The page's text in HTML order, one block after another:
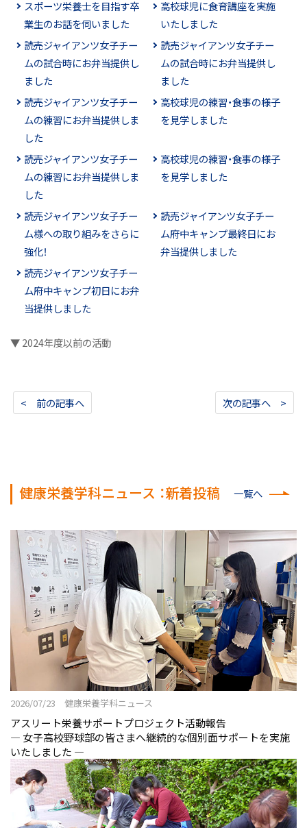
スポーツ栄養士を目指す卒
業生のお話を伺いました
高校球児に食育講座を実施
いたしました
読売ジャイアンツ女子チー
ムの試合時にお弁当提供し
ました
読売ジャイアンツ女子チー
ムの試合時にお弁当提供し
ました
読売ジャイアンツ女子チー
ムの練習にお弁当提供しま
した
高校球児の練習・食事の様子
を見学しました
読売ジャイアンツ女子チー
ムの練習にお弁当提供しま
した
高校球児の練習・食事の様子
を見学しました
読売ジャイアンツ女子チー
ム様への取り組みをさらに
強化！
読売ジャイアンツ女子チー
ム府中キャンプ最終日にお
弁当提供しました
読売ジャイアンツ女子チー
ム府中キャンプ初日にお弁
当提供しました
▼ 2024年度以前の活動
< 前の記事へ 次の記事へ >
健康栄養学科ニュース ：新着投稿 一覧へ
2026/07/23 健康栄養学科ニュース
アスリート栄養サポートプロジェクト活動報告
― 女子高校野球部の皆さまへ継続的な個別面サポートを実施
いたしました ―